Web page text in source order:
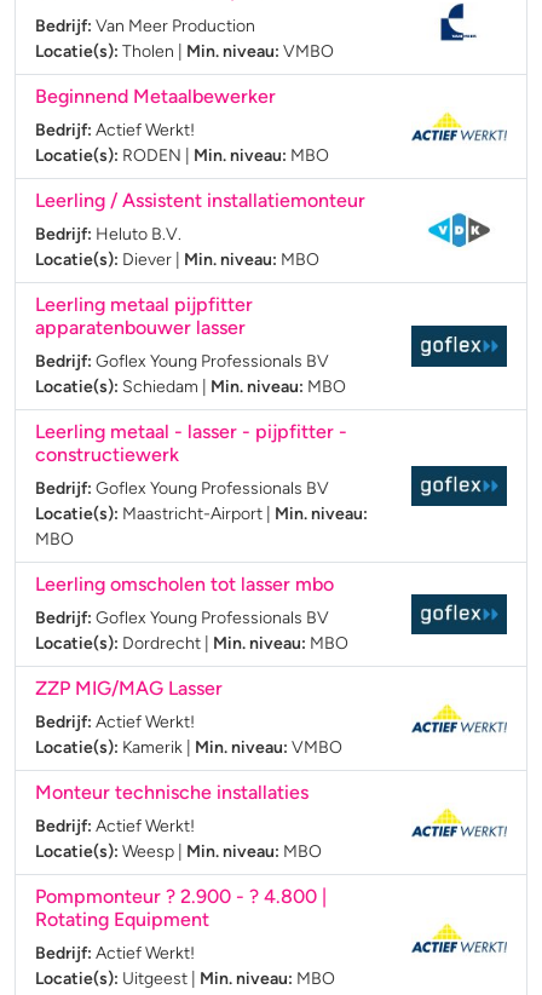
Bedrijf: Van Meer Production
Locatie(s): Tholen Min. niveau: VMBO
Beginnend Metaalbewerker
Bedrijf: Actief Werkt!
Locatie(s): RODEN Min. niveau: MBO
Leerling / Assistent installatiemonteur
Bedrijf: Heluto B.V.
Locatie(s): Diever Min. niveau: MBO
Leerling metaal pijpfitter
apparatenbouwer lasser
Bedrijf: Goflex Young Professionals BV
Locatie(s): Schiedam Min. niveau: MBO
Leerling metaal - lasser - pijpfitter -
constructiewerk
Bedrijf: Goflex Young Professionals BV
Locatie(s): Maastricht-Airport
Min. niveau:
MBO
Leerling omscholen tot lasser mbo
Bedrijf: Goflex Young Professionals BV
Locatie(s): Dordrecht Min. niveau: MBO
ZZP MIG/MAG Lasser
Bedrijf: Actief Werkt!
Locatie(s): Kamerik Min. niveau: VMBO
Monteur technische installaties
Bedrijf: Actief Werkt!
Locatie(s): Weesp Min. niveau: MBO
Pompmonteur ? 2.900 - ? 4.800 |
Rotating Equipment
Bedrijf: Actief Werkt!
Locatie(s): Uitgeest Min. niveau: MBO